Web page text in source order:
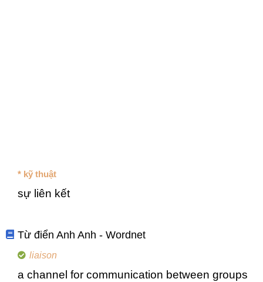
* kỹ thuật
sự liên kết
Từ điển Anh Anh - Wordnet
liaison
a channel for communication between groups